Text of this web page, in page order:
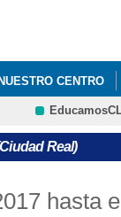
CENTRO
PLAN DE ÉXITO
CRFP
Real)
hasta